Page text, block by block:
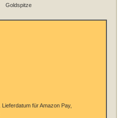
Goldspitze
Lieferdatum für Amazon Pay,